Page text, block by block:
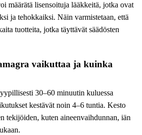
määrätä lisensoituja lääkkeitä, jotka ovat
ja tehokkaiksi. Näin varmistetaan, että
tuotteita, jotka täyttävät säädösten
vaikuttaa ja kuinka
30–60 minuutin kuluessa
kestävät noin 4–6 tuntia. Kesto
tekijöiden, kuten aineenvaihdunnan, iän